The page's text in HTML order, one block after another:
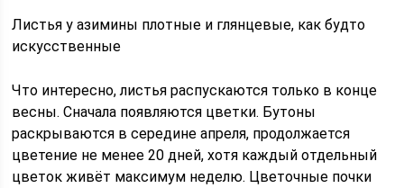
Листья у азимины плотные и глянцевые, как будто
искусственные
Что интересно, листья распускаются только в конце
весны. Сначала появляются цветки. Бутоны
раскрываются в середине апреля, продолжается
цветение не менее 20 дней, хотя каждый отдельный
цветок живёт максимум неделю. Цветочные почки